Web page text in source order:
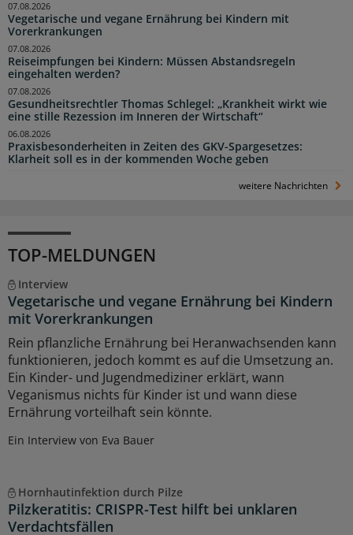
Vegetarische und vegane Ernährung bei Kindern mit
Vorerkrankungen
07.08.2026
Reiseimpfungen bei Kindern: Müssen Abstandsregeln
eingehalten werden?
07.08.2026
Gesundheitsrechtler Thomas Schlegel: „Krankheit wirkt wie
eine stille Rezession im Inneren der Wirtschaft“
07.08.2026
Praxisbesonderheiten in Zeiten des GKV-Spargesetzes:
Klarheit soll es in der kommenden Woche geben
06.08.2026
weitere Nachrichten
TOP-MELDUNGEN
Interview
Vegetarische und vegane Ernährung bei Kindern
mit Vorerkrankungen
Rein pflanzliche Ernährung bei Heranwachsenden kann
funktionieren, jedoch kommt es auf die Umsetzung an.
Ein Kinder- und Jugendmediziner erklärt, wann
Veganismus nichts für Kinder ist und wann diese
Ernährung vorteilhaft sein könnte.
Ein Interview von Eva Bauer
Hornhautinfektion durch Pilze
Pilzkeratitis: CRISPR-Test hilft bei unklaren
Verdachtsfällen